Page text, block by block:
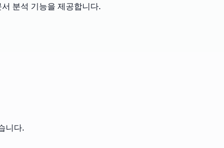
분석 기능을 제공합니다.
니다.